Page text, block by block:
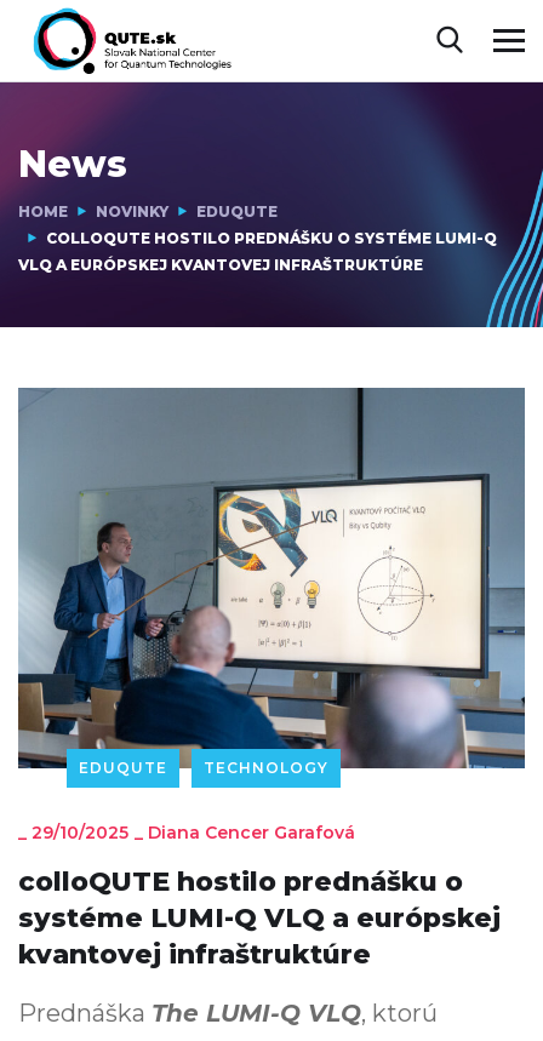
News
HOME NOVINKY
EDUQUTE
COLLOQUTE HOSTILO PREDNÁŠKU O SYSTÉME LUMI-Q
VLQ A EURÓPSKEJ KVANTOVEJ INFRAŠTRUKTÚRE
EDUQUTE TECHNOLOGY
_ 29/10/2025 _ Diana Cencer Garafová
colloQUTE hostilo prednášku o
systéme LUMI-Q VLQ a európskej
kvantovej infraštruktúre
Prednáška The LUMI-Q VLQ, ktorú